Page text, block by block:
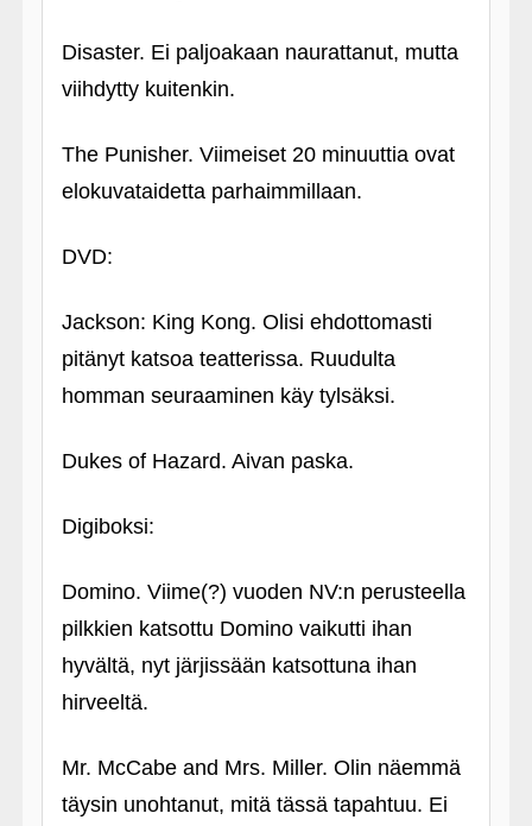
Disaster. Ei paljoakaan naurattanut, mutta
viihdytty kuitenkin.
The Punisher. Viimeiset 20 minuuttia ovat
elokuvataidetta parhaimmillaan.
DVD:
Jackson: King Kong. Olisi ehdottomasti
pitänyt katsoa teatterissa. Ruudulta
homman seuraaminen käy tylsäksi.
Dukes of Hazard. Aivan paska.
Digiboksi:
Domino. Viime(?) vuoden NV:n perusteella
pilkkien katsottu Domino vaikutti ihan
hyvältä, nyt järjissään katsottuna ihan
hirveeltä.
Mr. McCabe and Mrs. Miller. Olin näemmä
täysin unohtanut, mitä tässä tapahtuu. Ei